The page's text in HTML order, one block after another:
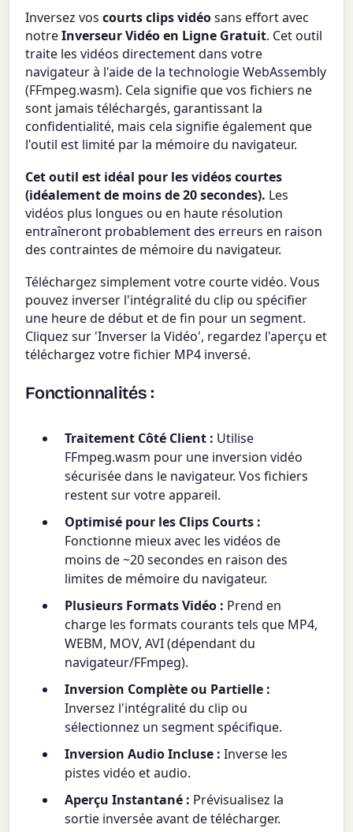
Inversez voscourts clips vidéosans effort avec
notreInverseur Vidéo en Ligne Gratuit. Cet outil
traite les vidéos directement dans votre
navigateur à l'aide de la technologie WebAssembly
(FFmpeg.wasm). Cela signifie que vos fichiers ne
sont jamais téléchargés, garantissant la
confidentialité, mais cela signifie également que
l'outil est limité par la mémoire du navigateur.
Cet outil est idéal pour les vidéos courtes
(idéalement de moins de 20 secondes). Les
vidéos plus longues ou en haute résolution
entraîneront probablement des erreurs en raison
des contraintes de mémoire du navigateur.
Téléchargez simplement votre courte vidéo. Vous
pouvez inverser l'intégralité du clip ou spécifier
une heure de début et de fin pour un segment.
Cliquez sur 'Inverser la Vidéo', regardez l'aperçu et
téléchargez votre fichier MP4 inversé.
Fonctionnalités :
Traitement Côté Client : Utilise
FFmpeg.wasm pour une inversion vidéo
sécurisée dans le navigateur. Vos fichiers
restent sur votre appareil.
Optimisé pour les Clips Courts :
Fonctionne mieux avec les vidéos de
moins de ~20 secondes en raison des
limites de mémoire du navigateur.
Plusieurs Formats Vidéo : Prend en
charge les formats courants tels que MP4,
WEBM, MOV, AVI (dépendant du
navigateur/FFmpeg).
Inversion Complète ou Partielle :
Inversez l'intégralité du clip ou
sélectionnez un segment spécifique.
Inversion Audio Incluse : Inverse les
pistes vidéo et audio.
Aperçu Instantané : Prévisualisez la
sortie inversée avant de télécharger.